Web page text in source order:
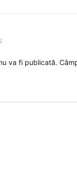
va fi publicată.